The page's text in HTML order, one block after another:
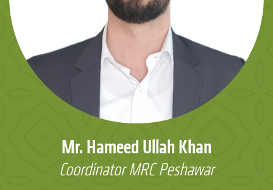
Mr. Hameed Ullah Khan
Coordinator MRC Peshawar